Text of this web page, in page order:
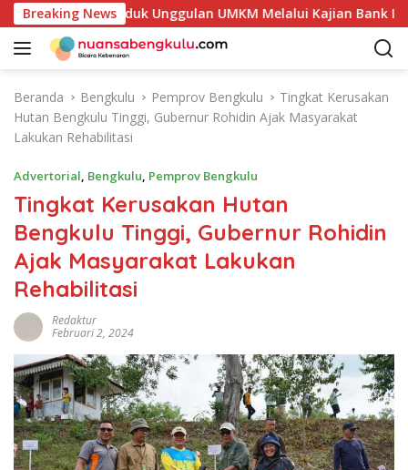
a
Breaking News
Potensi Produk Unggulan UMKM Melalui Kajian Bank
Beranda Bengkulu Pemprov Bengkulu
Tingkat Kerusakan
Hutan Bengkulu Tinggi, Gubernur Rohidin Ajak Masyarakat
Lakukan Rehabilitasi
Advertorial, Bengkulu, Pemprov Bengkulu
Tingkat Kerusakan Hutan
Bengkulu Tinggi, Gubernur Rohidin
Ajak Masyarakat Lakukan
Rehabilitasi
Redaktur
Februari 2, 2024